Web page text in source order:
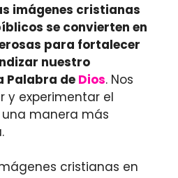
imágenes cristianas
se convierten en
para fortalecer
nuestro
Palabra de Dios. Nos
y experimentar el
manera más
cristianas en